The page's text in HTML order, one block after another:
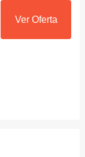
Ver Oferta